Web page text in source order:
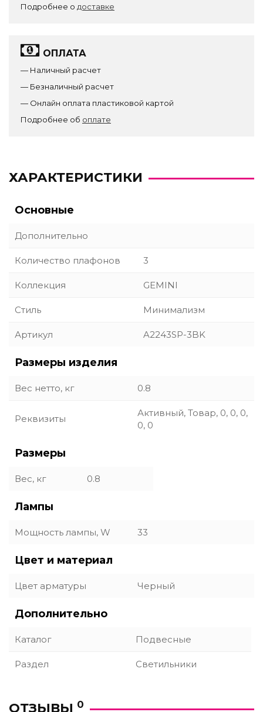
Подробнее о доставке
ОПЛАТА
— Наличный расчет
— Безналичный расчет
— Онлайн оплата пластиковой картой
Подробнее об оплате
ХАРАКТЕРИСТИКИ
Основные
Дополнительно
Количество плафонов 3
Коллекция GEMINI
Стиль Минимализм
Артикул A2243SP-3BK
Размеры изделия
Вес нетто, кг 0.8
Реквизиты
Активный, Товар, 0, 0, 0,
0, 0
Размеры
Вес, кг 0.8
Лампы
Мощность лампы, W 33
Цвет и материал
Цвет арматуры Черный
Дополнительно
Каталог Подвесные
Раздел Светильники
ОТЗЫВЫ 0